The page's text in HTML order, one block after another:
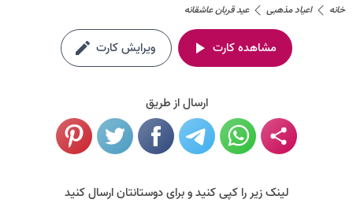
خانه
اعیاد مذهبی عید قربان عاشقانه
مشاهده کارت ویرایش کارت
ارسال از طریق
لینک زیر را کپی کنید و برای دوستانتان ارسال کنید